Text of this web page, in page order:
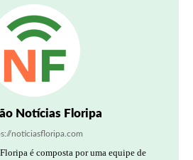
Notícias Floripa
noticiasfloripa.com
é composta por uma equipe de